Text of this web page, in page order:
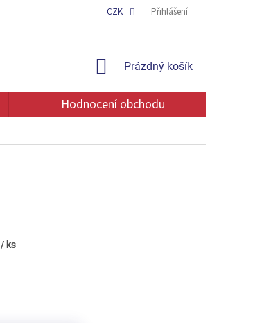
OCHRANA OSOBNÍCH ÚDAJŮCZK Přihlášení
NÁKUPNÍ
Prázdný košík
Hodnocení obchodu
/ ks